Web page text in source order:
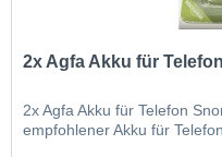
2x Agfa Akku für
2x Agfa Akku für Telefon
empfohlener Akku für